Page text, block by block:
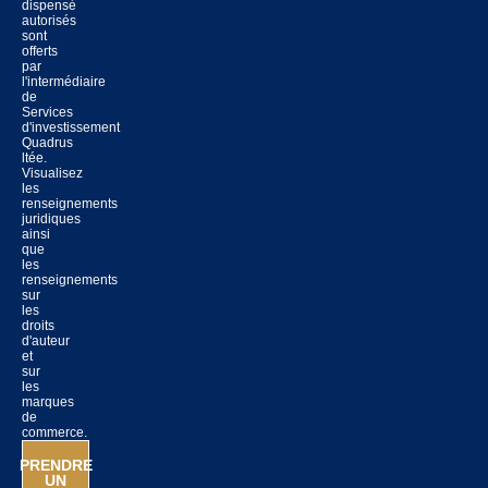
dispensé
autorisés
sont
offerts
par
l'intermédiaire
de
Services
d'investissement
Quadrus
ltée.
Visualisez
les
renseignements
juridiques
ainsi
que
les
renseignements
sur
les
droits
d'auteur
et
sur
les
marques
de
commerce.
PRENDRE
UN